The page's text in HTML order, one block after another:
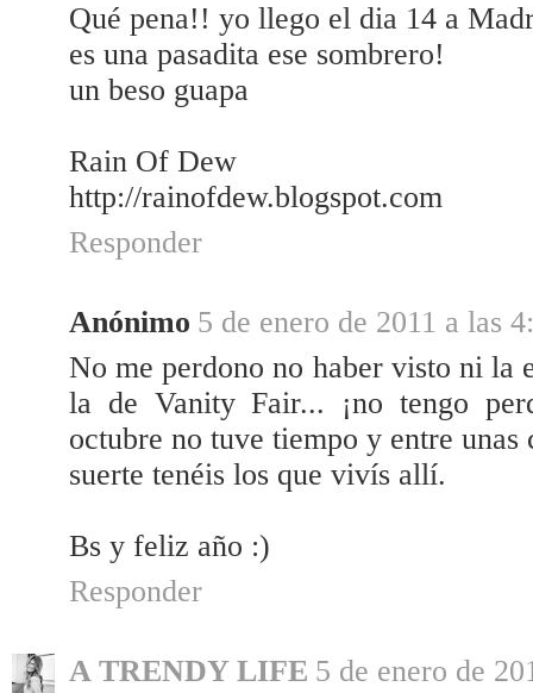
Qué pena!! yo llego el dia 14 a
es una pasadita ese sombrero!
un beso guapa
Rain Of Dew
http://rainofdew.blogspot.com
Responder
Anónimo 5 de enero de 2011 a las
No me perdono no haber visto ni la
la de Vanity Fair... ¡no tengo
octubre no tuve tiempo y entre
suerte tenéis los que vivís allí.
Bs y feliz año :)
Responder
A TRENDY LIFE 5 de enero de